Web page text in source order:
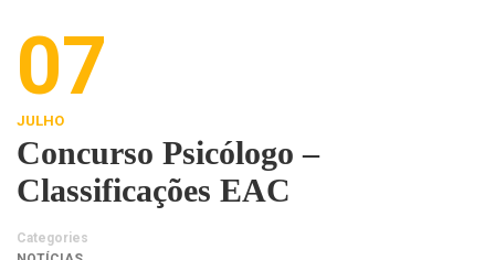
07
JULHO
Concurso Psicólogo –
Classificações EAC
Categories